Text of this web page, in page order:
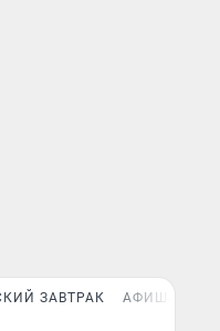
ЗАВТРАК АФИША PLUS